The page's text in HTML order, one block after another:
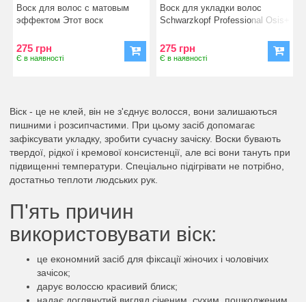
Mess Up Matt Gum
Воск для волос с матовым
эффектом Этот воск
мод
275 грн
Є в наявності
Thrill 100ml
Воск для укладки волос
Schwarzkopf Professional Osis+
275 грн
Є в наявності
Віск - це не клей, він не з'єднує волосся, вони залишаються
пишними і розсипчастими. При цьому засіб допомагає
зафіксувати укладку, зробити сучасну зачіску. Воски бувають
твердої, рідкої і кремової консистенції, але всі вони тануть при
підвищенні температури. Спеціально підігрівати не потрібно,
достатньо теплоти людських рук.
П'ять причин
використовувати віск:
це економний засіб для фіксації жіночих і чоловічих
зачісок;
дарує волоссю красивий блиск;